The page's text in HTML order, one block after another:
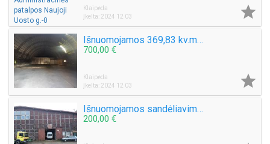
Klaipėda
Įkelta: 2024 12 03

Išnuomojamos 369,83 kv.m. Angaras. Šilutės pl.
700,00 €
Klaipėda
Įkelta: 2024 12 03

Išnuomojamos sandėliavimo, gamybinės patalpos Artojo g. Klaipėdoje
200,00 €